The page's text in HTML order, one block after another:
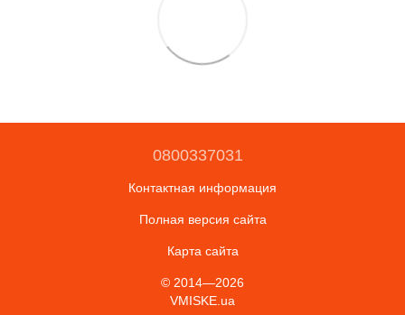
0800337031
Контактная информация
Полная версия сайта
Карта сайта
© 2014—2026
VMISKE.ua